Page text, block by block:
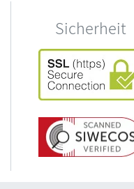
Sicherheit